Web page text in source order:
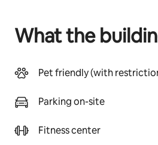
What the
Pet friendly (with
Parking on-site
Fitness center